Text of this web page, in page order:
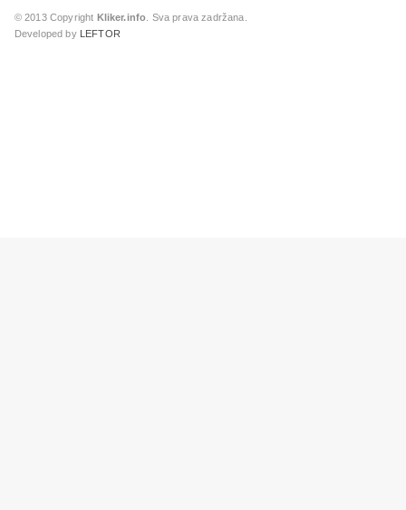
© 2013 Copyright Kliker.info . Sva prava zadržana.
Developed by
LEFTOR